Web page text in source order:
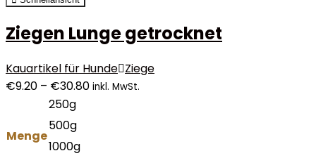
Ziegen Lunge getrocknet
Kauartikel für Hunde Ziege
€9.20 – €30.80 inkl. MwSt.
Menge
250g
500g
1000g